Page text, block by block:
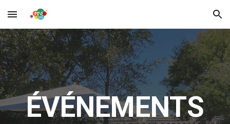
Skip to main content Skip to navigation
ÉVÉNEMENTS